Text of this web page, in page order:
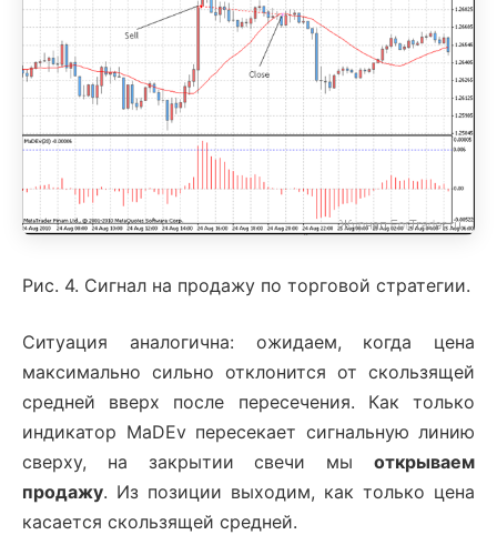
Рис. 4. Сигнал на продажу по торговой стратегии.
Ситуация аналогична: ожидаем, когда цена
максимально сильно отклонится от скользящей
средней вверх после пересечения. Как только
индикатор MaDEv пересекает сигнальную линию
сверху, на закрытии свечи мы открываем
продажу. Из позиции выходим, как только цена
касается скользящей средней.